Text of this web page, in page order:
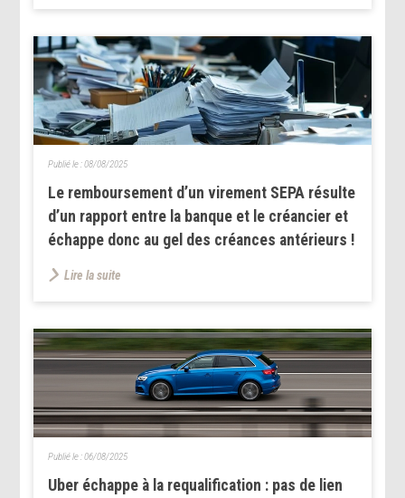
Le remboursement d’un virement SEPA résulte
d’un rapport entre la banque et le créancier et
échappe donc au gel des créances antérieurs !
Publié le :08/08/2025
Lire la suite
Uber échappe à la requalification : pas de lien
Publié le :06/08/2025